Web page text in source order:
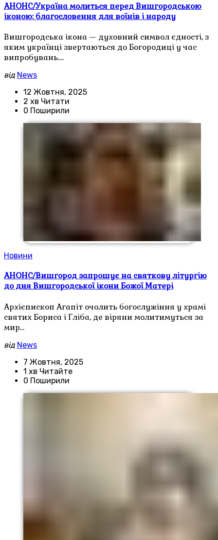
АНОНС/Україна молиться перед Вишгородською
іконою: благословення для воїнів і народу
Вишгородська ікона — духовний символ єдності, з
яким українці звертаються до Богородиці у час
випробувань.…
від News
12 Жовтня, 2025
2 хв Читати
0 Поширили
Новини
АНОНС/Вишгород запрошує на святкову літургію
до дня Вишгородської ікони Божої Матері
Архієпископ Агапіт очолить богослужіння у храмі
святих Бориса і Гліба, де віряни молитимуться за
мир…
від News
7 Жовтня, 2025
1 хв Читайте
0 Поширили